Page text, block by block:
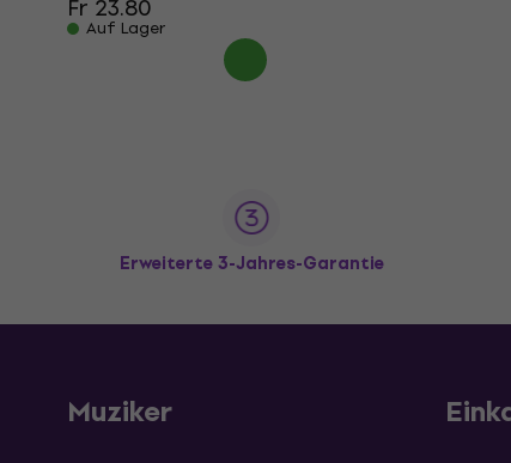
Fr 23.80
Auf Lager
Erweiterte 3-Jahres-Garantie
Muziker